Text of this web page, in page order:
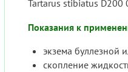
Tartarus stibiatus D200
Показания к
экзема буллезной
скопление